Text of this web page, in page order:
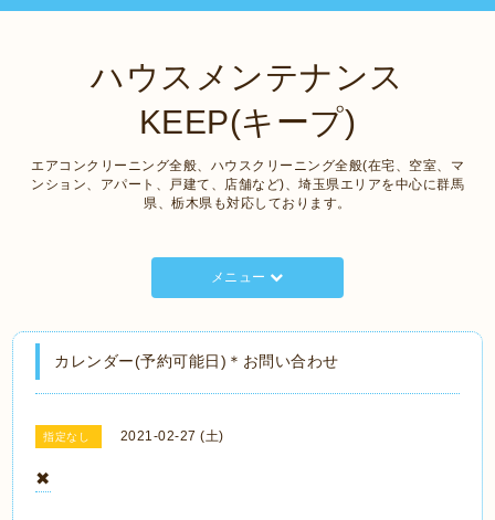
ハウスメンテナンス
KEEP(キープ)
エアコンクリーニング全般、ハウスクリーニング全般(在宅、空室、マ
ンション、アパート、戸建て、店舗など)、埼玉県エリアを中心に群馬
県、栃木県も対応しております。
メニュー
カレンダー(予約可能日)＊お問い合わせ
指定なし 2021-02-27 (土)
✖︎